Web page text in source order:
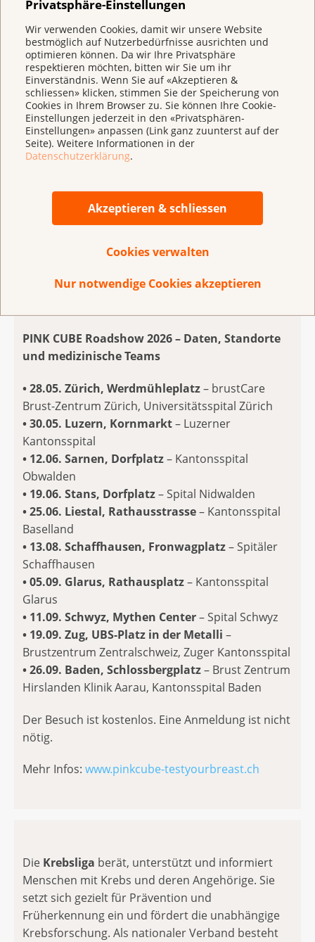
Privatsphäre-Einstellungen
Wir verwenden Cookies, damit wir unsere Website
bestmöglich auf Nutzerbedürfnisse ausrichten und
optimieren können. Da wir Ihre Privatsphäre
respektieren möchten, bitten wir Sie um ihr
Einverständnis. Wenn Sie auf «Akzeptieren &
schliessen» klicken, stimmen Sie der Speicherung von
Cookies in Ihrem Browser zu. Sie können Ihre Cookie-
Einstellungen jederzeit in den «Privatsphären-
Einstellungen» anpassen (Link ganz zuunterst auf der
Seite). Weitere Informationen in der
Datenschutzerklärung.
Akzeptieren & schliessen
Cookies verwalten
Nur notwendige Cookies akzeptieren
(2022–2025) zeigen die Bedeutung der Aufklärung und
des niederschwelligen Zugangs zu
qualitätsgesicherten Programmen. In der
Bevölkerung fehlt es an Wissen: 8 von 10 Frauen
fühlen sich zwar informiert, gleichzeitig gaben 31%
der Frauen an, auf regelmässige
Vorsorgeuntersuchungen zu verzichten und 55%
tasten ihre Brust nicht regelmässig ab. Bei insgesamt
117 verdächtige Befunde festgestellt, bei denen eine
weiterführende Abklärung empfohlen wurde. Bei 5
2025 eine Krebsdiagnose bestätigt und behandelt.
PINK CUBE Roadshow 2026 – Daten, Standorte
und medizinische Teams
• 28.05. Zürich, Werdmühleplatz– brustCare
Brust-Zentrum Zürich, Universitätsspital Zürich
• 30.05. Luzern, Kornmarkt– Luzerner
Kantonsspital
• 12.06. Sarnen, Dorfplatz– Kantonsspital
Obwalden
• 19.06. Stans, Dorfplatz– Spital Nidwalden
• 25.06. Liestal, Rathausstrasse– Kantonsspital
Baselland
• 13.08. Schaffhausen, Fronwagplatz– Spitäler
Schaffhausen
• 05.09. Glarus, Rathausplatz– Kantonsspital
Glarus
• 11.09. Schwyz, Mythen Center– Spital Schwyz
• 19.09. Zug, UBS-Platz in der Metalli –
Brustzentrum Zentralschweiz, Zuger Kantonsspital
• 26.09. Baden, Schlossbergplatz– Brust Zentrum
Hirslanden Klinik Aarau, Kantonsspital Baden
Der Besuch ist kostenlos. Eine Anmeldung ist nicht
nötig.
Mehr Infos: www.pinkcube-testyourbreast.ch
Die Krebsliga berät, unterstützt und informiert
Menschen mit Krebs und deren Angehörige. Sie
setzt sich gezielt für Prävention und
Früherkennung ein und fördert die unabhängige
Krebsforschung. Als nationaler Verband besteht